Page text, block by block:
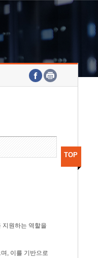
원 고객헌장
업무연락처
지원하는 역할을
, 이를 기반으로
TOP